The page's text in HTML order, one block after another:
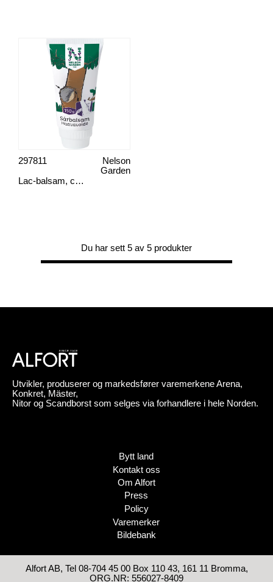
Lac-balsam, curera
Nelson
Garden
297811
Du har sett 5 av 5 produkter
Utvikler, produserer og markedsfører varemerkene Arena,
Konkret, Mäster,
Nitor og Scandborst som selges via forhandlere i hele Norden.
Bytt land
Kontakt oss
Om Alfort
Press
Policy
Varemerker
Bildebank
Alfort AB, Tel 08-704 45 00 Box 110 43, 161 11 Bromma,
ORG.NR: 556027-8409